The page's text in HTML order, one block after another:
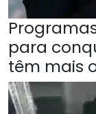
para
têm mais